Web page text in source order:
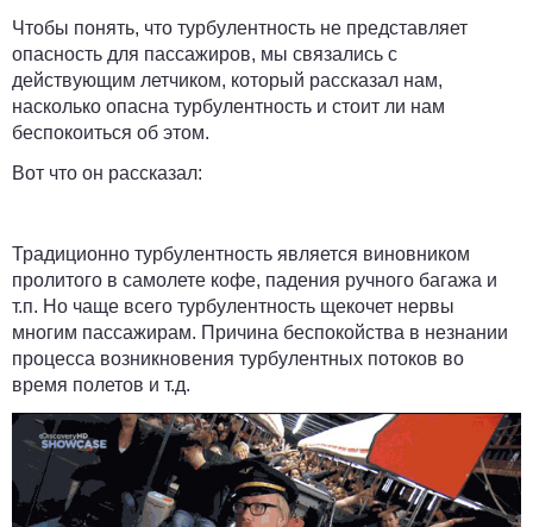
Чтобы понять, что турбулентность не представляет
опасность для пассажиров, мы связались с
действующим летчиком, который рассказал нам,
насколько опасна турбулентность и стоит ли нам
беспокоиться об этом.
Вот что он рассказал:
Традиционно турбулентность является виновником
пролитого в самолете кофе, падения ручного багажа и
т.п. Но чаще всего турбулентность щекочет нервы
многим пассажирам. Причина беспокойства в незнании
процесса возникновения турбулентных потоков во
время полетов и т.д.